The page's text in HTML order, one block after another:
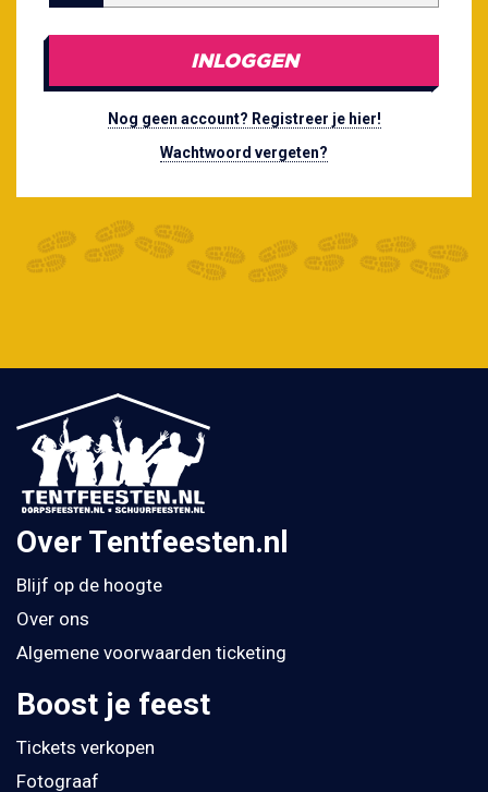
INLOGGEN
Nog geen account? Registreer je hier!
Wachtwoord vergeten?
Over Tentfeesten.nl
Blijf op de hoogte
Over ons
Algemene voorwaarden ticketing
Boost je feest
Tickets verkopen
Fotograaf